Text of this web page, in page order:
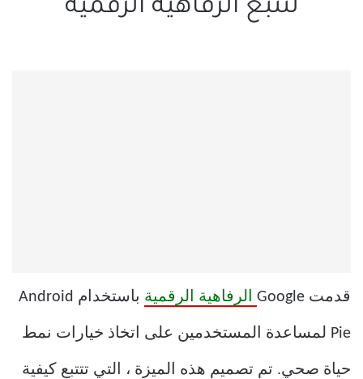
لتتبع الرفاهية الرقمية
قدمت Google الرفاهية الرقمية باستخدام Android
Pie لمساعدة المستخدمين على اتخاذ خيارات نمط
حياة صحي. تم تصميم هذه الميزة ، التي تتتبع كيفية